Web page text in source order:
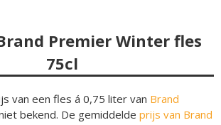
Premier Winter fles
75cl
van een fles á 0,75 liter van Brand
bekend. De gemiddelde prijs van Brand